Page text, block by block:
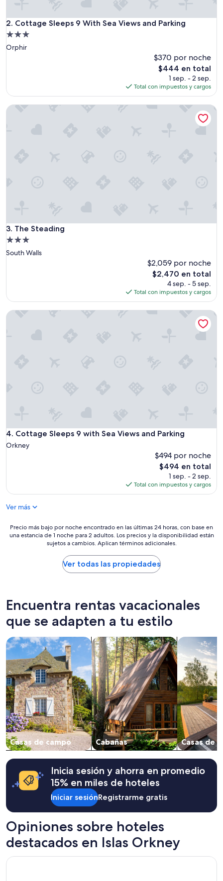
t
w
n
o
a
.
2. Cottage Sleeps 9 With Sea Views and Parking
Cottage Sleeps 9 With Sea Views and Parking
Propiedad
de
Orphir
$370 por noche
El
precio
actual
es
de
$444 en total
1 sep. - 2 sep.
Total con impuestos y cargos
3. The Steading
The Steading
Propiedad
de
South Walls
$2,059 por noche
El
precio
actual
es
de
$2,470 en total
4 sep. - 5 sep.
Total con impuestos y cargos
The Steading
4. Cottage Sleeps 9 with Sea Views and Parking
Cottage Sleeps 9 with Sea Views and Parking
Orkney
$494 por noche
El
precio
actual
es
$494 en total
1 sep. - 2 sep.
Total con impuestos y cargos
Cottage Sleeps 9 with Sea Views and Parking
Ver más
Precio
más
últimas
24
horas,
con
base
en
una
estancia
de
1
noche
para
2
adultos.
Los
precios
y
la
disponibilidad
están
sujetos
Aplican
términos
adicionales.
Precio más bajo por noche encontrado en las últimas 24 horas, con base en
una estancia de 1 noche para 2 adultos. Los precios y la disponibilidad están
sujetos a cambios. Aplican términos adicionales.
Ver todas las propiedades
Encuentra rentas vacacionales
que se adapten a tu estilo
Casas de campo
Buscar casas de campo
Cabañas
Buscar cabañas
Casas de
Buscar
Inicia sesión y ahorra en promedio
15% en miles de hoteles
Iniciar sesiónRegistrarme gratis
Opiniones sobre hoteles
destacados en Islas Orkney
Graemeshall House